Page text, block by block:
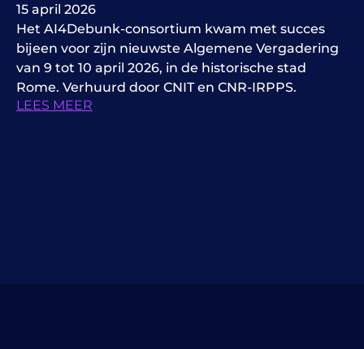
15 april 2026
Het AI4Debunk-consortium kwam met succes
bijeen voor zijn nieuwste Algemene Vergadering
van 9 tot 10 april 2026, in de historische stad
Rome. Verhuurd door CNIT en CNR-IRPPS.
LEES MEER